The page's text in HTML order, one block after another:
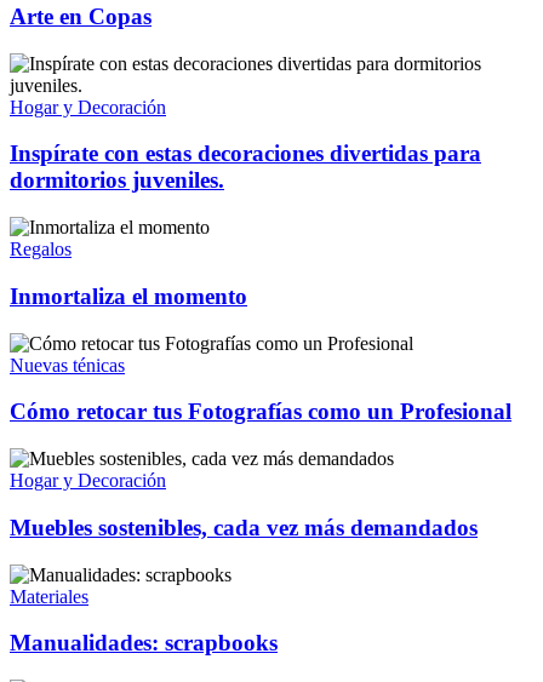
Arte en Copas
Hogar y Decoración
Inspírate con estas decoraciones divertidas para
dormitorios juveniles.
Regalos
Inmortaliza el momento
Nuevas ténicas
Cómo retocar tus Fotografías como un Profesional
Hogar y Decoración
Muebles sostenibles, cada vez más demandados
Materiales
Manualidades: scrapbooks